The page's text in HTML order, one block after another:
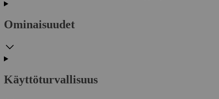
Ominaisuudet
Käyttöturvallisuus